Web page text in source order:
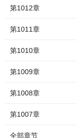
第1012章
第1011章
第1010章
第1009章
第1008章
第1007章
全部章节